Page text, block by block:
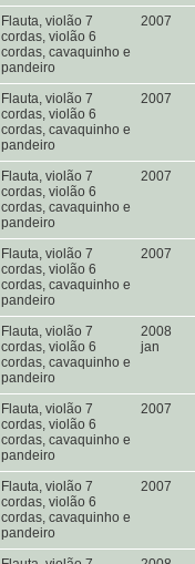
Flauta, violão 7
cordas, violão 6
cordas, cavaquinho e
pandeiro
2007
Flauta, violão 7
cordas, violão 6
cordas, cavaquinho e
pandeiro
2007
Flauta, violão 7
cordas, violão 6
cordas, cavaquinho e
pandeiro
2007
Flauta, violão 7
cordas, violão 6
cordas, cavaquinho e
pandeiro
2007
Flauta, violão 7
cordas, violão 6
cordas, cavaquinho e
pandeiro
2008
jan
Flauta, violão 7
cordas, violão 6
cordas, cavaquinho e
pandeiro
2007
Flauta, violão 7
cordas, violão 6
cordas, cavaquinho e
pandeiro
2007